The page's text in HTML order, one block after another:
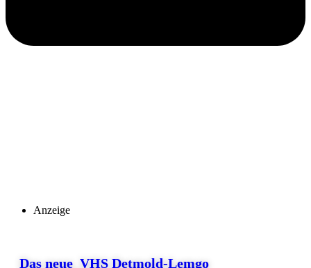
Anzeige
Das neue VHS Detmold-Lemgo